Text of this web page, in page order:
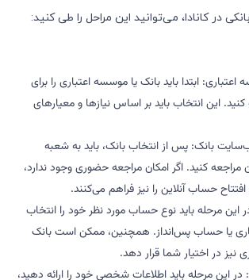
در کانادا، می‌توانید این مراحل را طی کنید:
ابتدا باید بانک یا موسسه اعتباری را برای
این انتخاب باید بر اساس نیازها و معیارهای
بانک: پس از انتخاب بانک، باید به شعبه
کنید. اگر امکان مراجعه حضوری وجود ندارد،
حساب آنلاین را نیز فراهم می‌کنند.
مرحله باید نوع حساب مورد نظر خود را انتخاب
یا حساب پس‌انداز. همچنین، ممکن است بانک
در اختیار شما قرار دهد.
این مرحله باید اطلاعات شخصی خود را ارائه دهید،